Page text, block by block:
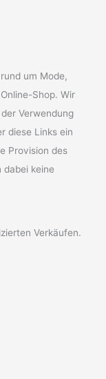
um Mode,
Shop. Wir
Verwendung
diese Links ein
Provision des
dabei keine
Verkäufen.